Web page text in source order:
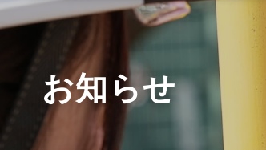
お知らせ